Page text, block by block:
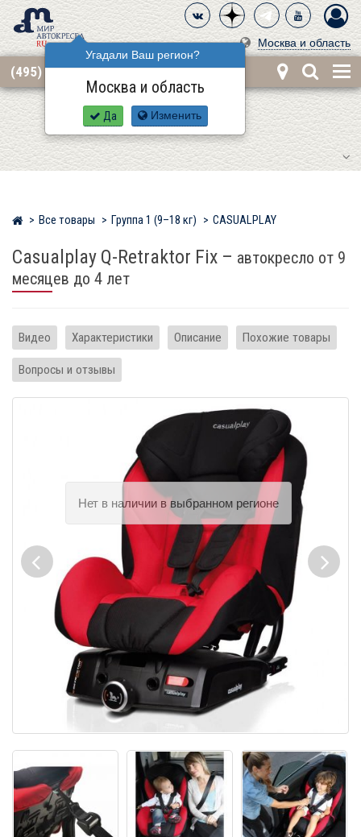
Москва и область
Угадали Ваш регион?
Москва и область
Да Изменить
(495) 668-12-62
Мир детских автокресел
Все товары Группа 1 (9–18 кг) CASUALPLAY
Casualplay Q-Retraktor Fix – автокресло от 9
месяцев до 4 лет
Видео Характеристики Описание Похожие товары
Вопросы и отзывы